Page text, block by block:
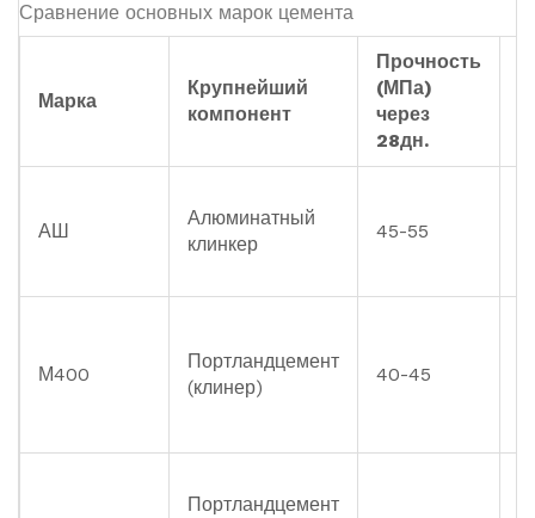
Сравнение основных марок цемента
Марка
Крупнейший
компонент
Прочность
(МПа)
через
28дн.
АШ
Алюминатный
клинкер
45-55
М400
Портландцемент
(клинер)
40-45
Портландцемент